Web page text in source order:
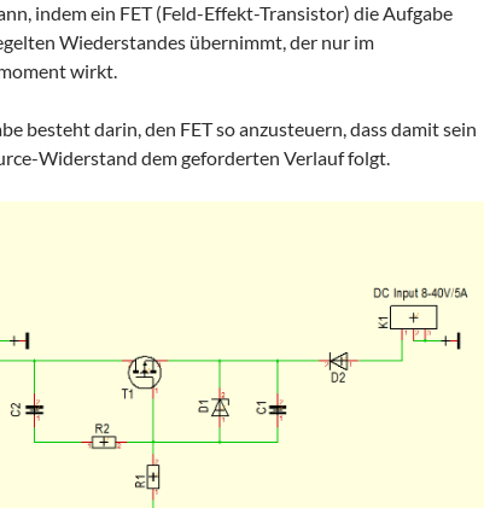
indem ein FET (Feld-Effekt-Transistor) die Aufgabe
Wiederstandes übernimmt, der nur im
wirkt.
besteht darin, den FET so anzusteuern, dass damit sein
Widerstand dem geforderten Verlauf folgt.